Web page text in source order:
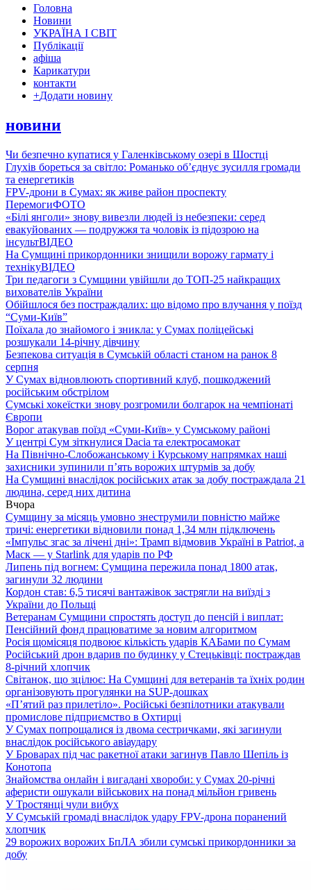
Головна
Новини
УКРАЇНА І СВІТ
Публікації
афіша
Карикатури
контакти
+Додати новину
новини
Чи безпечно купатися у Галенківському озері в Шостці
Глухів бореться за світло: Романько об’єднує зусилля громади
та енергетиків
FPV-дрони в Сумах: як живе район проспекту
ПеремогиФОТО
«Білі янголи» знову вивезли людей із небезпеки: серед
евакуйованих — подружжя та чоловік із підозрою на
інсультВІДЕО
На Сумщині прикордонники знищили ворожу гармату і
технікуВІДЕО
Три педагоги з Сумщини увійшли до ТОП-25 найкращих
вихователів України
Обійшлося без постраждалих: що відомо про влучання у поїзд
“Суми-Київ”
Поїхала до знайомого і зникла: у Сумах поліцейські
розшукали 14-річну дівчину
Безпекова ситуація в Сумській області станом на ранок 8
серпня
У Сумах відновлюють спортивний клуб, пошкоджений
російським обстрілом
Сумські хокеїстки знову розгромили болгарок на чемпіонаті
Європи
Ворог атакував поїзд «Суми-Київ» у Сумському районі
У центрі Сум зіткнулися Dacia та електросамокат
На Північно-Слобожанському і Курському напрямках наші
захисники зупинили п’ять ворожих штурмів за добу
На Сумщині внаслідок російських атак за добу постраждала 21
людина, серед них дитина
Вчора
Сумщину за місяць умовно знеструмили повністю майже
тричі: енергетики відновили понад 1,34 млн підключень
«Імпульс згас за лічені дні»: Трамп відмовив Україні в Patriot, а
Маск — у Starlink для ударів по РФ
Липень під вогнем: Сумщина пережила понад 1800 атак,
загинули 32 людини
Кордон став: 6,5 тисячі вантажівок застрягли на виїзді з
України до Польщі
Ветеранам Сумщини спростять доступ до пенсій і виплат:
Пенсійний фонд працюватиме за новим алгоритмом
Росія щомісяця подвоює кількість ударів КАБами по Сумам
Російський дрон вдарив по будинку у Стецьківці: постраждав
8-річний хлопчик
Світанок, що зцілює: На Сумщині для ветеранів та їхніх родин
організовують прогулянки на SUP-дошках
«П’ятий раз прилетіло». Російські безпілотники атакували
промислове підприємство в Охтирці
У Сумах попрощалися із двома сестричками, які загинули
внаслідок російського авіаудару
У Броварах під час ракетної атаки загинув Павло Шепіль із
Конотопа
Знайомства онлайн і вигадані хвороби: у Сумах 20-річні
аферисти ошукали військових на понад мільйон гривень
У Тростянці чули вибух
У Сумській громаді внаслідок удару FPV-дрона поранений
хлопчик
29 ворожих ворожих БпЛА збили сумські прикордонники за
добу